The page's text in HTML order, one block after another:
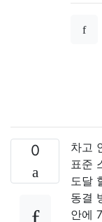
0
차고
표준
도달
동결
안에